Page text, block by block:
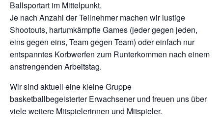
Ballsportart im Mittelpunkt.
Je nach Anzahl der Teilnehmer machen wir lustige
Shootouts, hartumkämpfte Games (jeder gegen jeden,
eins gegen eins, Team gegen Team) oder einfach nur
entspanntes Korbwerfen zum Runterkommen nach einem
anstrengenden Arbeitstag.
Wir sind aktuell eine kleine Gruppe
basketballbegeisterter Erwachsener und freuen uns über
viele weitere Mitspielerinnen und Mitspieler.